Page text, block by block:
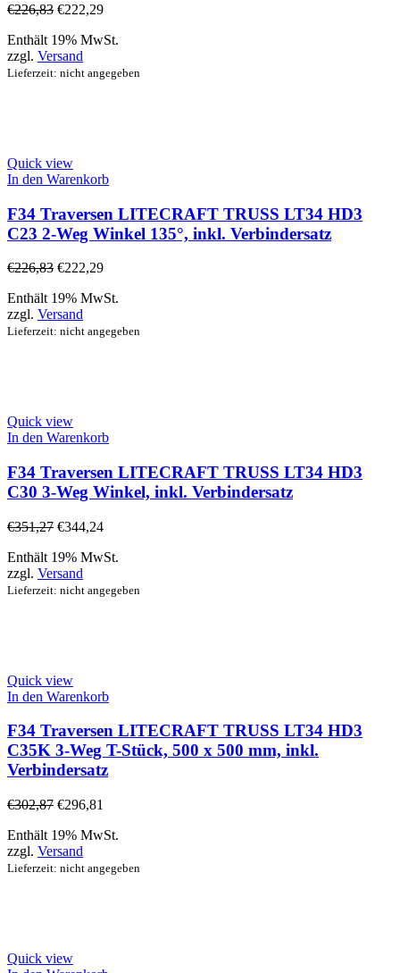
€226,83 €222,29
Enthält 19% MwSt.
zzgl. Versand
Lieferzeit: nicht angegeben
Quick view
In den Warenkorb
F34 Traversen LITECRAFT TRUSS LT34 HD3
C23 2-Weg Winkel 135°, inkl. Verbindersatz
€226,83 €222,29
Enthält 19% MwSt.
zzgl. Versand
Lieferzeit: nicht angegeben
Quick view
In den Warenkorb
F34 Traversen LITECRAFT TRUSS LT34 HD3
C30 3-Weg Winkel, inkl. Verbindersatz
€351,27 €344,24
Enthält 19% MwSt.
zzgl. Versand
Lieferzeit: nicht angegeben
Quick view
In den Warenkorb
F34 Traversen LITECRAFT TRUSS LT34 HD3
C35K 3-Weg T-Stück, 500 x 500 mm, inkl.
Verbindersatz
€302,87 €296,81
Enthält 19% MwSt.
zzgl. Versand
Lieferzeit: nicht angegeben
Quick view